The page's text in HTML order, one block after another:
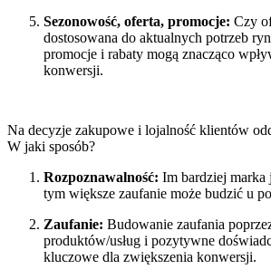
Sezonowość, oferta, promocje: Czy
dostosowana do aktualnych potrzeb
promocje i rabaty mogą znacząco
konwersji.
Na decyzje zakupowe i lojalność klientów
W jaki sposób?
Rozpoznawalność: Im bardziej marka
tym większe zaufanie może budzić u
Zaufanie: Budowanie zaufania
produktów/usług i pozytywne
kluczowe dla zwiększenia konwersji.